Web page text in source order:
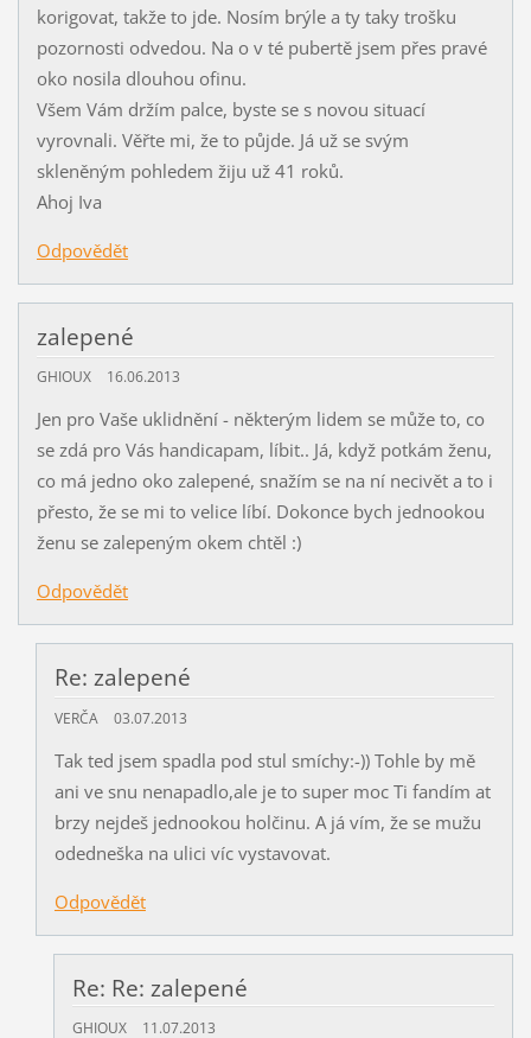
korigovat, takže to jde. Nosím brýle a ty taky trošku
pozornosti odvedou. Na o v té pubertě jsem přes pravé
oko nosila dlouhou ofinu.
Všem Vám držím palce, byste se s novou situací
vyrovnali. Věřte mi, že to půjde. Já už se svým
skleněným pohledem žiju už 41 roků.
Ahoj Iva
Odpovědět
zalepené
GHIOUX 16.06.2013
Jen pro Vaše uklidnění - některým lidem se může to, co
se zdá pro Vás handicapam, líbit.. Já, když potkám ženu,
co má jedno oko zalepené, snažím se na ní necivět a to i
přesto, že se mi to velice líbí. Dokonce bych jednookou
ženu se zalepeným okem chtěl :)
Odpovědět
Re: zalepené
VERČA 03.07.2013
Tak ted jsem spadla pod stul smíchy:-)) Tohle by mě
ani ve snu nenapadlo,ale je to super moc Ti fandím at
brzy nejdeš jednookou holčinu. A já vím, že se mužu
odedneška na ulici víc vystavovat.
Odpovědět
Re: Re: zalepené
GHIOUX 11.07.2013